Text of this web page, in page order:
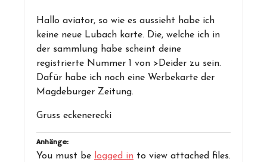
Hallo aviator, so wie es aussieht habe ich
keine neue Lubach karte. Die, welche ich in
der sammlung habe scheint deine
registrierte Nummer 1 von >Deider zu sein.
Dafür habe ich noch eine Werbekarte der
Magdeburger Zeitung.
Gruss eckenerecki
Anhänge:
You must be logged in to view attached files.